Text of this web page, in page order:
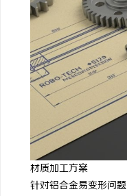
材质加工方案
针对铝合金易变形问